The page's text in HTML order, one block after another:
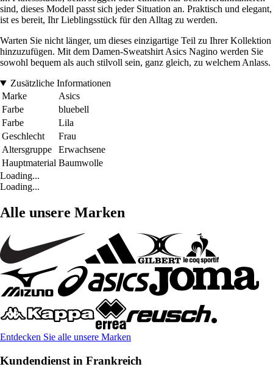
sind, dieses Modell passt sich jeder Situation an. Praktisch und elegant,
ist es bereit, Ihr Lieblingsstück für den Alltag zu werden.
Warten Sie nicht länger, um dieses einzigartige Teil zu Ihrer Kollektion
hinzuzufügen. Mit dem Damen-Sweatshirt Asics Nagino werden Sie
sowohl bequem als auch stilvoll sein, ganz gleich, zu welchem Anlass.
Zusätzliche Informationen
Marke
Asics
Farbe
bluebell
Farbe
Lila
Geschlecht
Frau
Altersgruppe
Erwachsene
Hauptmaterial Baumwolle
Loading...
Loading...
Alle unsere Marken
Entdecken Sie alle unsere Marken
Kundendienst in Frankreich